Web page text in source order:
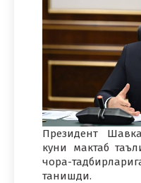
Президент
куни мактаб
чора-
танишди.